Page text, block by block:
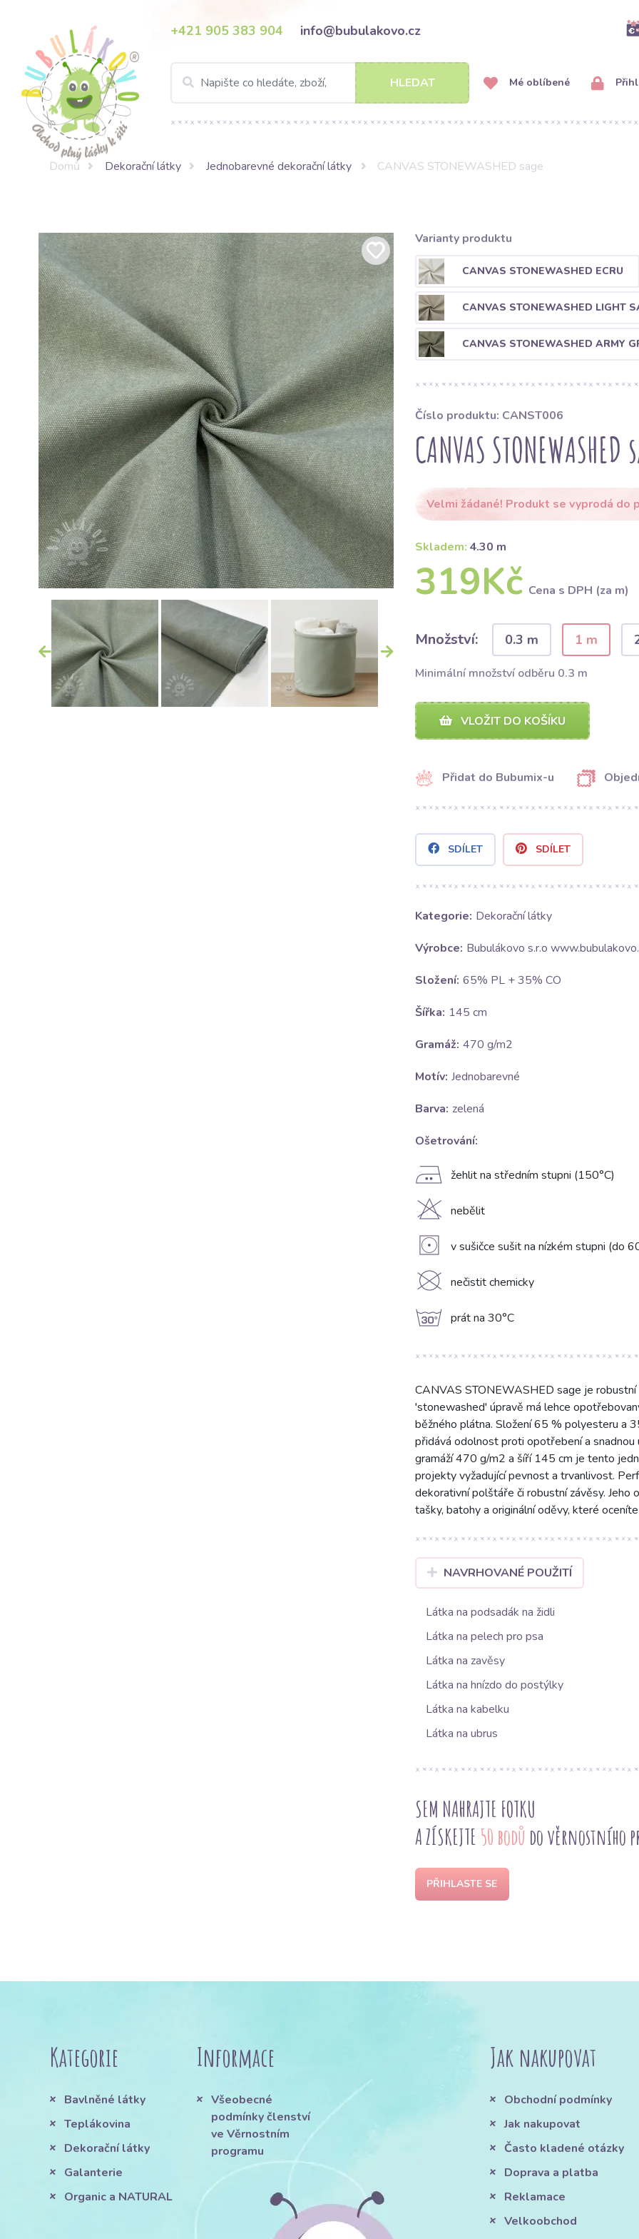
+421 905 383 904 info@bubulakovo.cz
HLEDAT Mé oblíbené
Domů Dekorační látky Jednobarevné dekorační látky CANVAS STONEWASHED sage
Varianty produktu
CANVAS STONEWASHED ECRU
CANVAS STONEWASHED LIGHT
CANVAS STONEWASHED ARMY
Číslo produktu: CANST006
CANVAS STONEWASHED
Velmi žádané! Produkt se vyprodá do
Skladem: 4.30 m
319Kč Cena s DPH (za m)
Množství: 0.3 m 1 m
Minimální množství odběru 0.3 m
VLOŽIT DO KOŠÍKU
Přidat do Bubumix-u
SDÍLET SDÍLET
Kategorie: Dekorační látky
Výrobce: Bubulákovo s.r.o
Složení: 65% PL + 35% CO
Šířka: 145 cm
Gramáž: 470 g/m2
Motív: Jednobarevné
Barva: zelená
Ošetrování:
E žehlit na středním stupni (150°C)
H nebělit
V v sušičce sušit na nízkém stupni (do
K nečistit chemicky
g prát na 30°C
CANVAS STONEWASHED sage je
'stonewashed' úpravě má lehce
běžného plátna. Složení 65 % polyesteru a
přidává odolnost proti opotřebení a
gramáží 470 g/m2 a šíří 145 cm je tento
projekty vyžadující pevnost a trvanlivost.
dekorativní polštáře či robustní závěsy.
tašky, batohy a originální oděvy, které
NAVRHOVANÉ POUŽITÍ
Látka na podsadák na židli
Látka na pelech pro psa
Látka na zavěsy
Látka na hnízdo do postýlky
Látka na kabelku
Látka na ubrus
SEM NAHRAJTE FOTKU
A ZÍSKEJTE 50 bodů do věrnostního
PŘIHLASTE SE
Kategorie
Bavlněné látky
Teplákovina
Dekorační látky
Galanterie
Organic a NATURAL
Informace
Všeobecné
podmínky členství
ve Věrnostním
programu
Jak nakupovat
Obchodní podmínky
Jak nakupovat
Často kladené otázky
Doprava a platba
Reklamace
Velkoobchod